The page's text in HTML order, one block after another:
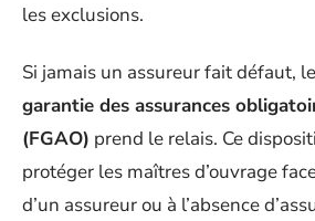
les exclusions.
Si jamais un assureur fait défaut, le
garantie des assurances
(FGAO) prend le relais. Ce
protéger les maîtres d’ouvrage
d’un assureur ou à l’absence